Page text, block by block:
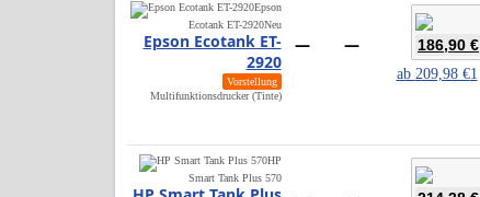
Epson
Ecotank ET-2920Neu
Epson Ecotank ET-
2920
Vorstellung
Multifunktionsdrucker (Tinte)
— — 186,90 €
ab 209,98 €1
HP
Smart Tank Plus 570